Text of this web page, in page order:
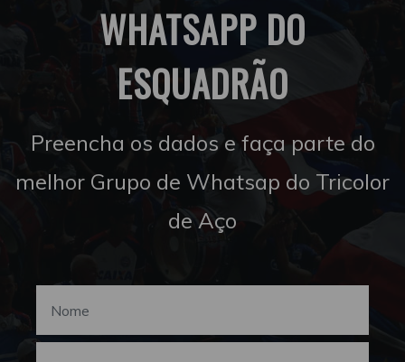
WHATSAPP DO
ESQUADRÃO
Preencha os dados e faça parte do
melhor Grupo de Whatsap do Tricolor
de Aço